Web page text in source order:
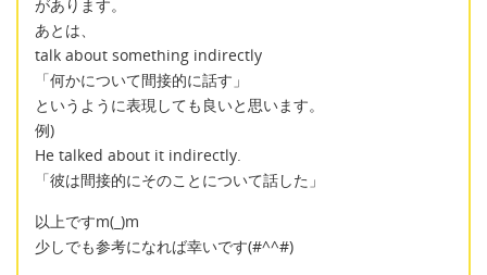
があります。
あとは、
talk about something indirectly
「何かについて間接的に話す」
というように表現しても良いと思います。
例)
He talked about it indirectly.
「彼は間接的にそのことについて話した」
以上ですm(_)m
少しでも参考になれば幸いです(#^^#)